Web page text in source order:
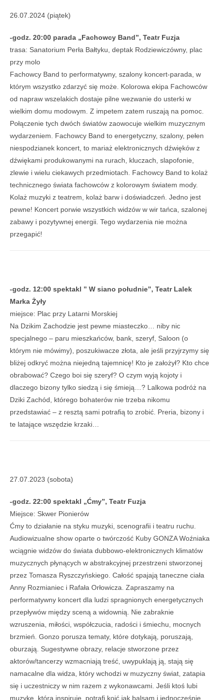
26.07.2024 (piątek)
-godz. 20:00 parada „Fachowcy Band”, Teatr Fuzja
trasa: Sanatorium Perła Bałtyku, deptak Rodziewiczówny, plac
przy molo
Fachowcy Band to performatywny, szalony koncert-parada, w
którym wszystko zdarzyć się może. Kolorowa ekipa Fachowców
od napraw wszelakich dostaje pilne wezwanie do usterki w
wielkim domu modowym. Z impetem zatem ruszają na pomoc.
Połączenie tych dwóch światów zaowocuje wielkim muzycznym
wydarzeniem. Fachowcy Band to energetyczny, szalony, pełen
niespodzianek koncert, to mariaż elektronicznych dźwięków z
dźwiękami produkowanymi na rurach, kluczach, slapofonie,
zlewie i wielu ciekawych przedmiotach. Fachowcy Band to kolaż
technicznego świata fachowców z kolorowym światem mody.
Kolaż muzyki z teatrem, kolaż barw i doświadczeń. Jedno jest
pewne! Koncert porwie wszystkich widzów w wir tańca, szalonej
zabawy i pozytywnej energii. Tego wydarzenia nie można
przegapić!
-godz. 12:00 spektakl ” W siano południe”, Teatr Lalek
Marka Żyły
miejsce: Plac przy Latarni Morskiej
Na Dzikim Zachodzie jest pewne miasteczko… niby nic
specjalnego – paru mieszkańców, bank, szeryf, Saloon (o
którym nie mówimy), poszukiwacze złota, ale jeśli przyjrzymy się
bliżej odkryć można niejedną tajemnicę! Kto je założył? Kto chce
obrabować? Czego boi się szeryf? O czym wyją kojoty i
dlaczego bizony tylko siedzą i się śmieją…? Lalkowa podróż na
Dziki Zachód, którego bohaterów nie trzeba nikomu
przedstawiać – z resztą sami potrafią to zrobić. Preria, bizony i
te latające wszędzie krzaki…
27.07.2023 (sobota)
-godz. 22:00 spektakl „Ćmy”, Teatr Fuzja
Miejsce: Skwer Pionierów
Ćmy to działanie na styku muzyki, scenografii i teatru ruchu.
Audiowizualne show oparte o twórczość Kuby GONZA Woźniaka
wciągnie widzów do świata dubbowo-elektronicznych klimatów
muzycznych płynących w abstrakcyjnej przestrzeni stworzonej
przez Tomasza Ryszczyńskiego. Całość spajają taneczne ciała
Anny Rozmianiec i Rafała Orłowicza. Zapraszamy na
performatywny koncert dla ludzi spragnionych energetycznych
przepływów między sceną a widownią. Nie zabraknie
wzruszenia, miłości, współczucia, radości i śmiechu, mocnych
brzmień. Gonzo porusza tematy, które dotykają, poruszają,
oburzają. Sugestywne obrazy, relacje stworzone przez
aktorów/tancerzy wzmacniają treść, uwypuklają ją, stają się
namacalne dla widza, który wchodzi w muzyczny świat, zatapia
się i uczestniczy w nim razem z wykonawcami. Jeśli ktoś lubi
muzykę, która inspiruje, potrafi koić jak balsam i jednocześnie